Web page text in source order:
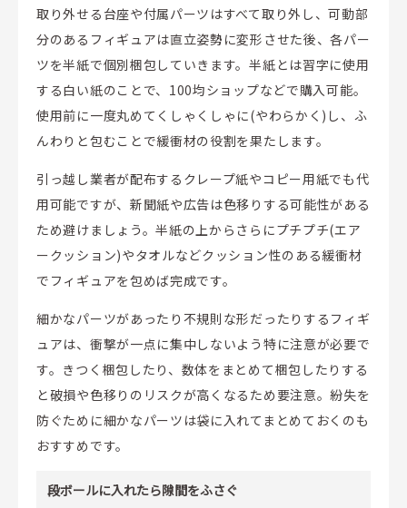
取り外せる台座や付属パーツはすべて取り外し、可動部
分のあるフィギュアは直立姿勢に変形させた後、各パー
ツを半紙で個別梱包していきます。半紙とは習字に使用
する白い紙のことで、100均ショップなどで購入可能。
使用前に一度丸めてくしゃくしゃに(やわらかく)し、ふ
んわりと包むことで緩衝材の役割を果たします。
引っ越し業者が配布するクレープ紙やコピー用紙でも代
用可能ですが、新聞紙や広告は色移りする可能性がある
ため避けましょう。半紙の上からさらにプチプチ(エア
ークッション)やタオルなどクッション性のある緩衝材
でフィギュアを包めば完成です。
細かなパーツがあったり不規則な形だったりするフィギ
ュアは、衝撃が一点に集中しないよう特に注意が必要で
す。きつく梱包したり、数体をまとめて梱包したりする
と破損や色移りのリスクが高くなるため要注意。紛失を
防ぐために細かなパーツは袋に入れてまとめておくのも
おすすめです。
段ボールに入れたら隙間をふさぐ